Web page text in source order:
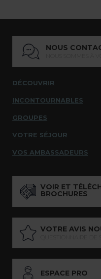
NOUS
DÉCOUVRIR
INCONTOURNABLES
GROUPES
VOTRE SÉJOUR
VOS AMBASSADEURS
VOIR ET
BROCHURES
VOTRE AVIS
ESPACE PRO